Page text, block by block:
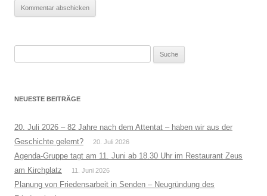
NEUESTE BEITRÄGE
20. Juli 2026 – 82 Jahre nach dem Attentat – haben wir aus der
Geschichte gelernt?
20. Juli 2026
Agenda-Gruppe tagt am 11. Juni ab 18.30 Uhr im Restaurant Zeus
am Kirchplatz
11. Juni 2026
Planung von Friedensarbeit in Senden – Neugründung des